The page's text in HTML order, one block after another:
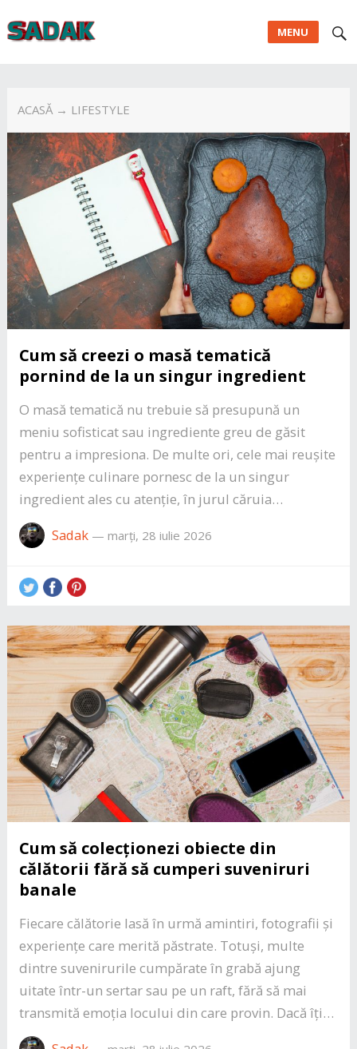
MENU
ACASĂ→ LIFESTYLE
Cum să creezi o masă tematică
pornind de la un singur ingredient
O masă tematică nu trebuie să presupună un
meniu sofisticat sau ingrediente greu de găsit
pentru a impresiona. De multe ori, cele mai reușite
experiențe culinare pornesc de la un singur
ingredient ales cu atenție, în jurul căruia…
Sadak— marți, 28 iulie 2026
Cum să colecționezi obiecte din
călătorii fără să cumperi suveniruri
banale
Fiecare călătorie lasă în urmă amintiri, fotografii și
experiențe care merită păstrate. Totuși, multe
dintre suvenirurile cumpărate în grabă ajung
uitate într-un sertar sau pe un raft, fără să mai
transmită emoția locului din care provin. Dacă îți…